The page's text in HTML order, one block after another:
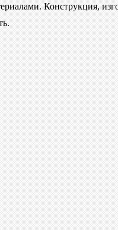
Конструкция,